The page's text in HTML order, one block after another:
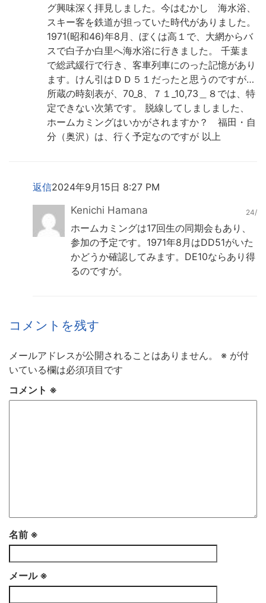
グ興味深く拝見しました。今はむかし 海水浴、
スキー客を鉄道が担っていた時代がありました。
1971(昭和46)年8月、ぼくは高１で、大網からバ
スで白子か白里へ海水浴に行きました。 千葉ま
で総武緩行で行き、客車列車にのった記憶があり
ます。けん引はＤＤ５１だったと思うのですが…
所蔵の時刻表が、70_8、７１_10,73＿８では、特
定できない次第です。 脱線してしましました、
ホームカミングはいかがされますか？ 福田・自
分（奥沢）は、行く予定なのですが 以上
返信2024年9月15日 8:27 PM
Kenichi Hamana
24/
ホームカミングは17回生の同期会もあり、
参加の予定です。1971年8月はDD51がいた
かどうか確認してみます。DE10ならあり得
るのですが。
コメントを残す
メールアドレスが公開されることはありません。 ※ が付
いている欄は必須項目です
コメント ※
名前 ※
メール ※